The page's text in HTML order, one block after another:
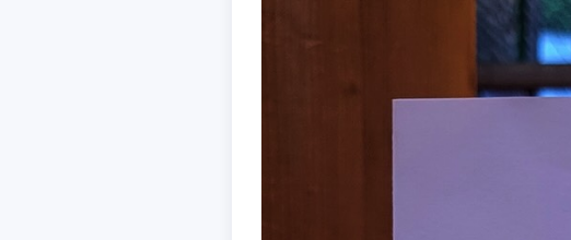
KONFIGURIEREN
Datenschutz